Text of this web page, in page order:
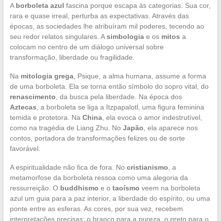
A borboleta azul fascina porque escapa às categorias. Sua cor,
rara e quase irreal, perturba as expectativas. Através das
épocas, as sociedades lhe atribuíram mil poderes, tecendo ao
seu redor relatos singulares. Asimbologiae os mitos a
colocam no centro de um diálogo universal sobre
transformação, liberdade ou fragilidade.
Na mitologia grega, Psique, a alma humana, assume a forma
de uma borboleta. Ela se torna então símbolo do sopro vital, do
renascimento , da busca pela liberdade. Na época dos
Aztecas , a borboleta se liga a Itzpapalotl, uma figura feminina
temida e protetora. Na China, ela evoca o amor indestrutível,
como na tragédia de Liang Zhu. No Japão , ela aparece nos
contos, portadora de transformações felizes ou de sorte
favorável.
A espiritualidade não fica de fora. No cristianismo , a
metamorfose da borboleta ressoa como uma alegoria da
ressurreição. O buddhismo e o taoísmo veem na borboleta
azul um guia para a paz interior, a liberdade do espírito, ou uma
ponte entre as esferas. As cores, por sua vez, recebem
interpretações precisas: o branco para a pureza, o preto para o